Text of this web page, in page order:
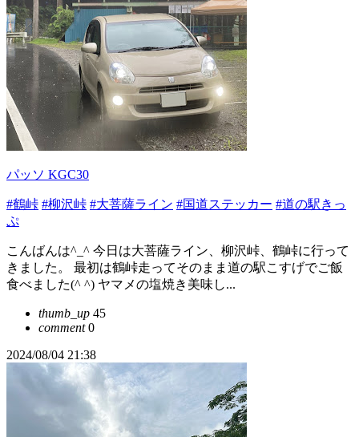
パッソ KGC30
#鶴峠 #柳沢峠 #大菩薩ライン #国道ステッカー #道の駅きっ
ぷ
こんばんは^_^ 今日は大菩薩ライン、柳沢峠、鶴峠に行って
きました。 最初は鶴峠走ってそのまま道の駅こすげでご飯
食べました(^ ^) ヤマメの塩焼き美味し...
thumb_up 45
comment0
2024/08/04 21:38